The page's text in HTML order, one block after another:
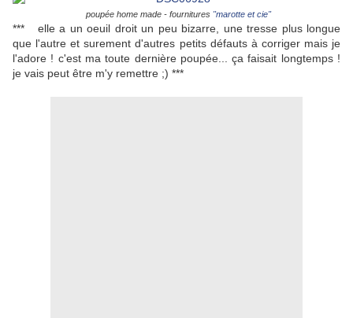
poupée home made - fournitures"marotte et cie"
*** elle a un oeuil droit un peu bizarre, une tresse plus longue
que l'autre et surement d'autres petits défauts à corriger mais je
l'adore ! c'est ma toute dernière poupée... ça faisait longtemps !
je vais peut être m'y remettre ;) ***